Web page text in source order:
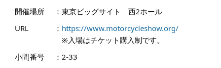
開催場所
： 東京ビッグサイト 西2ホール
URL
： https://www.motorcycleshow.org/
※入場はチケット購入制です。
小間番号
： 2-33